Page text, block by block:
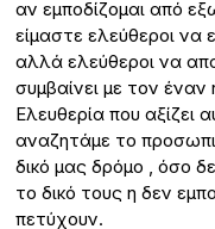
αν εμποδίζομαι από
είμαστε ελεύθεροι να
αλλά ελεύθεροι να
συμβαίνει με τον
Ελευθερία που αξίζει
αναζητάμε το
δικό μας δρόμο , όσο
το δικό τους η δεν
πετύχουν.